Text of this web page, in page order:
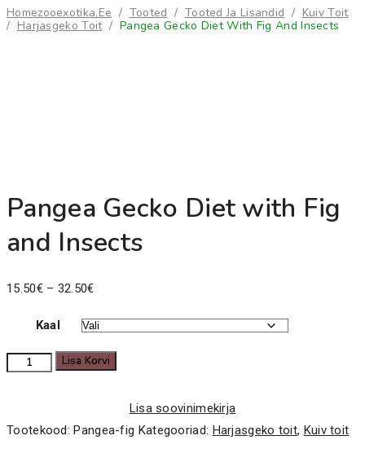
HomeZooexotika.ee / Tooted / Tooted Ja Lisandid / Kuiv Toit
/ Harjasgeko Toit/ Pangea Gecko Diet With Fig And Insects
Pangea Gecko Diet with Fig
and Insects
15.50€ – 32.50€Price
15.50€
through
32.50€
Kaal
Pangea
with
Lisa Korvi
Lisa soovinimekirja
Tootekood:Pangea-fig Kategooriad: Harjasgeko toit, Kuiv toit